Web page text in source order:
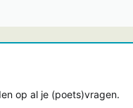
op al je (poets)vragen.